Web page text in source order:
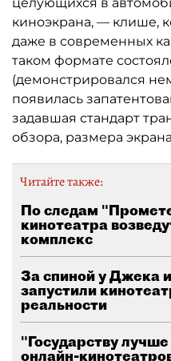
киноэкрана, — клише,
даже в современных
таком формате
(демонстрировался
появилась
задавшая стандарт
обзора, размера
Читайте также:
По следам
кинотеатра
комплекс
За спиной у Джека
запустили
реальности
"Государству
онлайн-